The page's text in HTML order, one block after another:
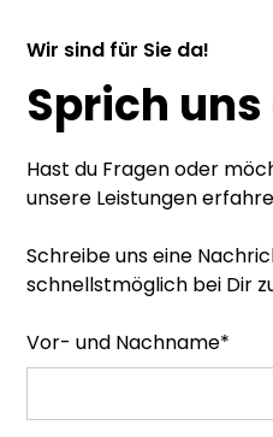
Wir sind für Sie da!
Sprich uns
Hast du Fragen oder
unsere Leistungen
Schreibe uns eine
schnellstmöglich bei Dir
Vor- und Nachname*